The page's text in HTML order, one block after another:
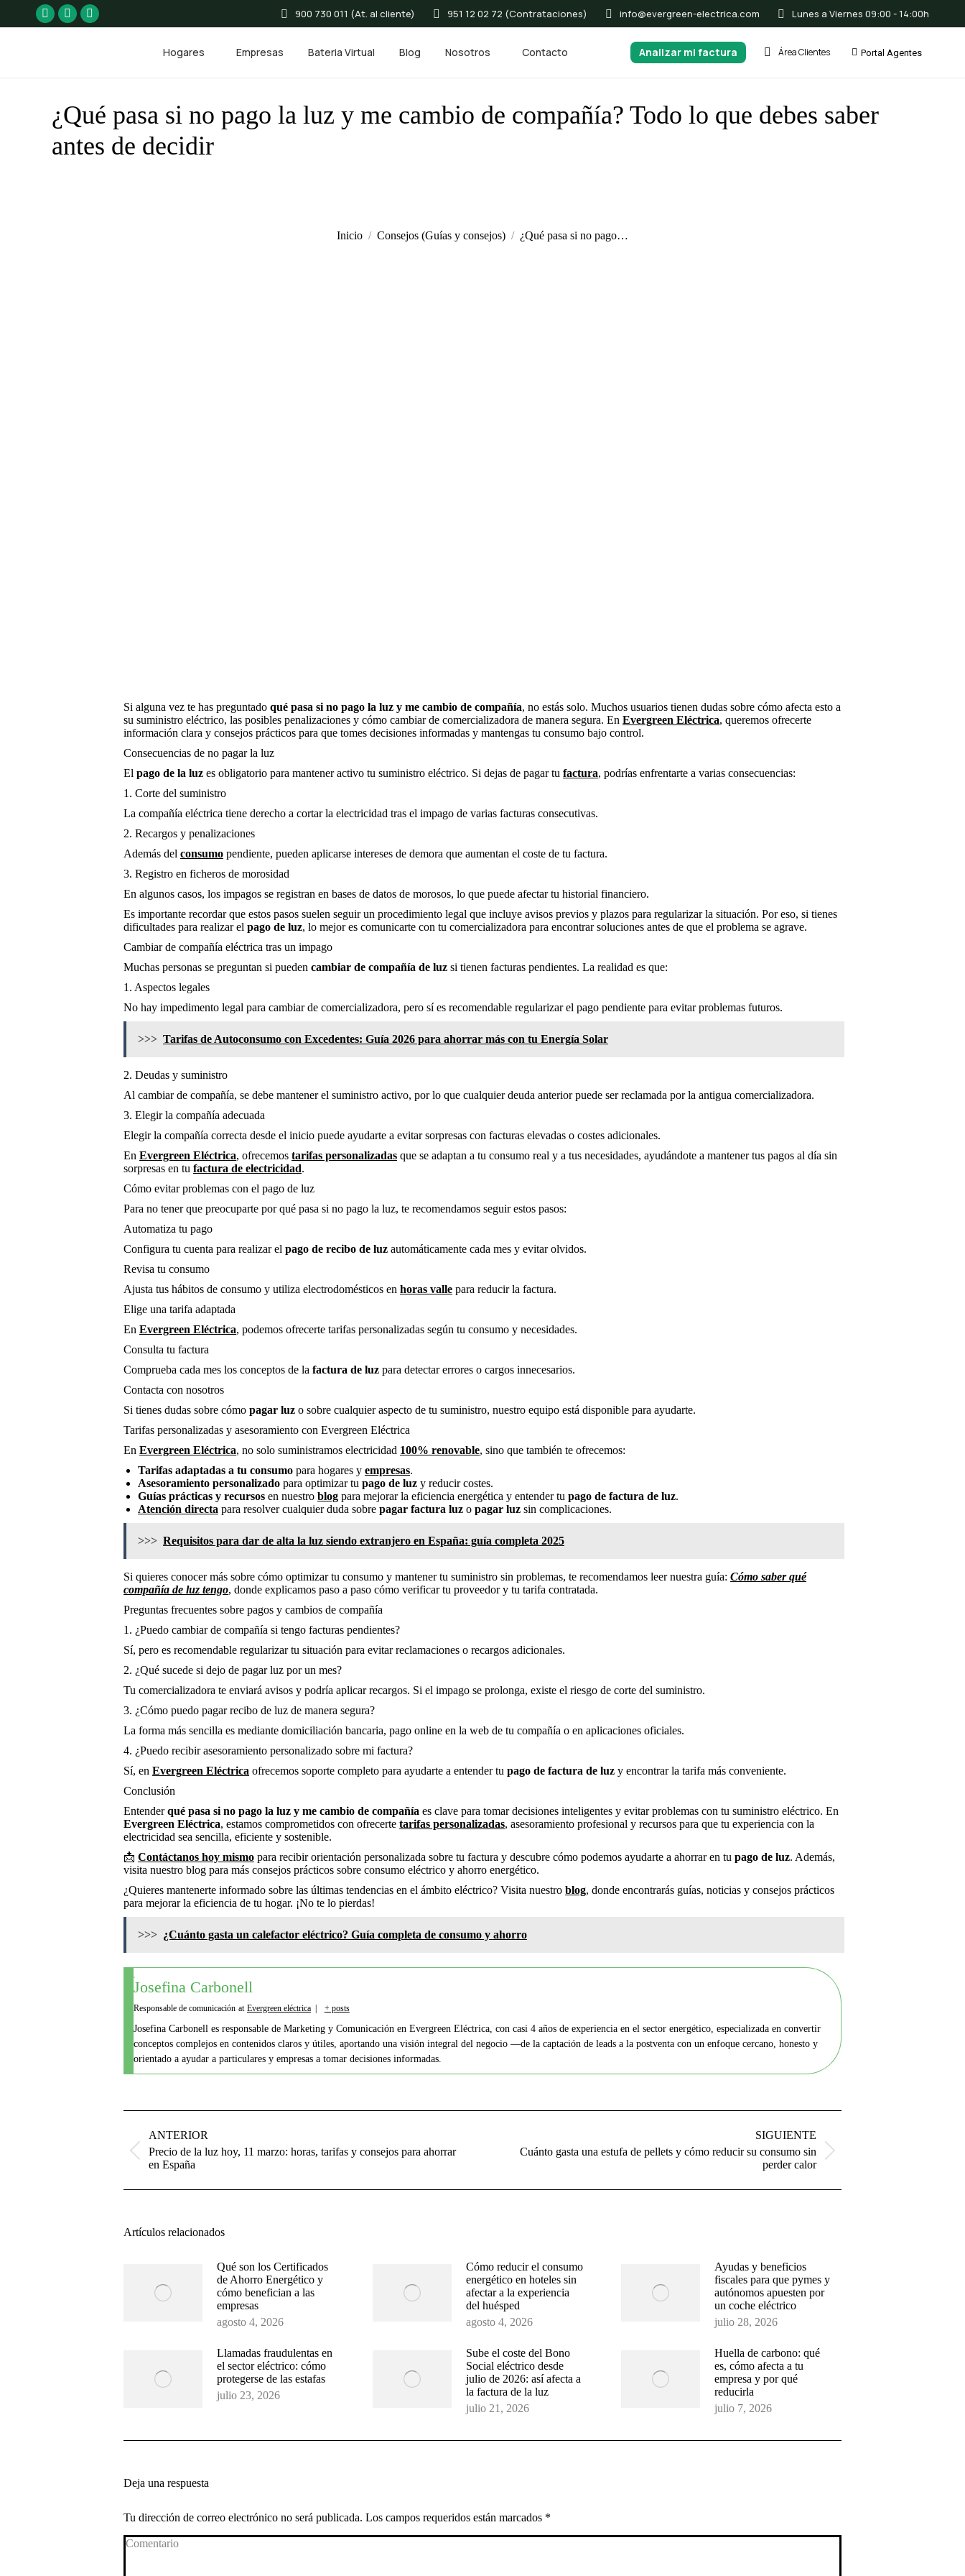
Facebook
window
Instagram
window
Linkedin
window
900 730 011 (At. al cliente) 951 12 02 72 (Contrataciones) info@evergreen-electrica.com Lunes a Viernes 09:00 - 14:00h
Hogares Empresas Bateria Virtual Blog Nosotros Contacto Analizar mi factura Área Clientes Portal Agentes
¿Qué pasa si no pago la luz y me cambio de compañía? Todo lo que debes saber
antes de decidir
Estás aquí:
Inicio Consejos (Guías y consejos) ¿Qué pasa si no pago…
Si alguna vez te has preguntado qué pasa si no pago la luz y me cambio de compañía, no estás solo. Muchos usuarios tienen dudas sobre cómo afecta esto a
su suministro eléctrico, las posibles penalizaciones y cómo cambiar de comercializadora de manera segura. En Evergreen Eléctrica, queremos ofrecerte
información clara y consejos prácticos para que tomes decisiones informadas y mantengas tu consumo bajo control.
Consecuencias de no pagar la luz
El pago de la luz es obligatorio para mantener activo tu suministro eléctrico. Si dejas de pagar tu factura, podrías enfrentarte a varias consecuencias:
1. Corte del suministro
La compañía eléctrica tiene derecho a cortar la electricidad tras el impago de varias facturas consecutivas.
2. Recargos y penalizaciones
Además del consumo pendiente, pueden aplicarse intereses de demora que aumentan el coste de tu factura.
3. Registro en ficheros de morosidad
En algunos casos, los impagos se registran en bases de datos de morosos, lo que puede afectar tu historial financiero.
Es importante recordar que estos pasos suelen seguir un procedimiento legal que incluye avisos previos y plazos para regularizar la situación. Por eso, si tienes
dificultades para realizar el pago de luz, lo mejor es comunicarte con tu comercializadora para encontrar soluciones antes de que el problema se agrave.
Cambiar de compañía eléctrica tras un impago
Muchas personas se preguntan si pueden cambiar de compañía de luz si tienen facturas pendientes. La realidad es que:
1. Aspectos legales
No hay impedimento legal para cambiar de comercializadora, pero sí es recomendable regularizar el pago pendiente para evitar problemas futuros.
>>> Tarifas de Autoconsumo con Excedentes: Guía 2026 para ahorrar más con tu Energía Solar
2. Deudas y suministro
Al cambiar de compañía, se debe mantener el suministro activo, por lo que cualquier deuda anterior puede ser reclamada por la antigua comercializadora.
3. Elegir la compañía adecuada
Elegir la compañía correcta desde el inicio puede ayudarte a evitar sorpresas con facturas elevadas o costes adicionales.
En Evergreen Eléctrica, ofrecemos tarifas personalizadas que se adaptan a tu consumo real y a tus necesidades, ayudándote a mantener tus pagos al día sin
sorpresas en tu factura de electricidad.
Cómo evitar problemas con el pago de luz
Para no tener que preocuparte por qué pasa si no pago la luz, te recomendamos seguir estos pasos:
Automatiza tu pago
Configura tu cuenta para realizar el pago de recibo de luz automáticamente cada mes y evitar olvidos.
Revisa tu consumo
Ajusta tus hábitos de consumo y utiliza electrodomésticos en horas valle para reducir la factura.
Elige una tarifa adaptada
En Evergreen Eléctrica, podemos ofrecerte tarifas personalizadas según tu consumo y necesidades.
Consulta tu factura
Comprueba cada mes los conceptos de la factura de luz para detectar errores o cargos innecesarios.
Contacta con nosotros
Si tienes dudas sobre cómo pagar luz o sobre cualquier aspecto de tu suministro, nuestro equipo está disponible para ayudarte.
Tarifas personalizadas y asesoramiento con Evergreen Eléctrica
En Evergreen Eléctrica, no solo suministramos electricidad 100% renovable, sino que también te ofrecemos:
Tarifas adaptadas a tu consumo para hogares y empresas.
Asesoramiento personalizado para optimizar tu pago de luz y reducir costes.
Guías prácticas y recursos en nuestro blog para mejorar la eficiencia energética y entender tu pago de factura de luz.
Atención directa para resolver cualquier duda sobre pagar factura luz o pagar luz sin complicaciones.
>>> Requisitos para dar de alta la luz siendo extranjero en España: guía completa 2025
Si quieres conocer más sobre cómo optimizar tu consumo y mantener tu suministro sin problemas, te recomendamos leer nuestra guía: Cómo saber qué
compañía de luz tengo, donde explicamos paso a paso cómo verificar tu proveedor y tu tarifa contratada.
Preguntas frecuentes sobre pagos y cambios de compañía
1. ¿Puedo cambiar de compañía si tengo facturas pendientes?
Sí, pero es recomendable regularizar tu situación para evitar reclamaciones o recargos adicionales.
2. ¿Qué sucede si dejo de pagar luz por un mes?
Tu comercializadora te enviará avisos y podría aplicar recargos. Si el impago se prolonga, existe el riesgo de corte del suministro.
3. ¿Cómo puedo pagar recibo de luz de manera segura?
La forma más sencilla es mediante domiciliación bancaria, pago online en la web de tu compañía o en aplicaciones oficiales.
4. ¿Puedo recibir asesoramiento personalizado sobre mi factura?
Sí, en Evergreen Eléctrica ofrecemos soporte completo para ayudarte a entender tu pago de factura de luz y encontrar la tarifa más conveniente.
Conclusión
Entenderqué pasa si no pago la luz y me cambio de compañía es clave para tomar decisiones inteligentes y evitar problemas con tu suministro eléctrico. En
Evergreen Eléctrica, estamos comprometidos con ofrecerte tarifas personalizadas, asesoramiento profesional y recursos para que tu experiencia con la
electricidad sea sencilla, eficiente y sostenible.
📩 Contáctanos hoy mismo para recibir orientación personalizada sobre tu factura y descubre cómo podemos ayudarte a ahorrar en tu pago de luz. Además,
visita nuestro blog para más consejos prácticos sobre consumo eléctrico y ahorro energético.
¿Quieres mantenerte informado sobre las últimas tendencias en el ámbito eléctrico? Visita nuestro blog, donde encontrarás guías, noticias y consejos prácticos
para mejorar la eficiencia de tu hogar. ¡No te lo pierdas!
>>> ¿Cuánto gasta un calefactor eléctrico? Guía completa de consumo y ahorro
Josefina Carbonell
Responsable de comunicación at Evergreen eléctrica + posts
Josefina Carbonell es responsable de Marketing y Comunicación en Evergreen Eléctrica, con casi 4 años de experiencia en el sector energético, especializada en convertir
conceptos complejos en contenidos claros y útiles, aportando una visión integral del negocio —de la captación de leads a la postventa con un enfoque cercano, honesto y
orientado a ayudar a particulares y empresas a tomar decisiones informadas.
publicaciones
ANTERIOR
Publicación
anterior:
Precio de la luz hoy, 11 marzo: horas, tarifas y consejos para ahorrar
en España
SIGUIENTE
Publicación
Cuánto gasta una estufa de pellets y cómo reducir su consumo sin
perder calor
Artículos relacionados
Qué son los Certificados
de Ahorro Energético y
cómo benefician a las
empresas
agosto 4, 2026
Cómo reducir el consumo
energético en hoteles sin
afectar a la experiencia
del huésped
agosto 4, 2026
Ayudas y beneficios
fiscales para que pymes y
autónomos apuesten por
un coche eléctrico
julio 28, 2026
Llamadas fraudulentas en
el sector eléctrico: cómo
protegerse de las estafas
julio 23, 2026
Sube el coste del Bono
Social eléctrico desde
julio de 2026: así afecta a
la factura de la luz
julio 21, 2026
Huella de carbono: qué
es, cómo afecta a tu
empresa y por qué
reducirla
julio 7, 2026
Deja una respuesta
Tu dirección de correo electrónico no será publicada. Los campos requeridos están marcados *
Comentario